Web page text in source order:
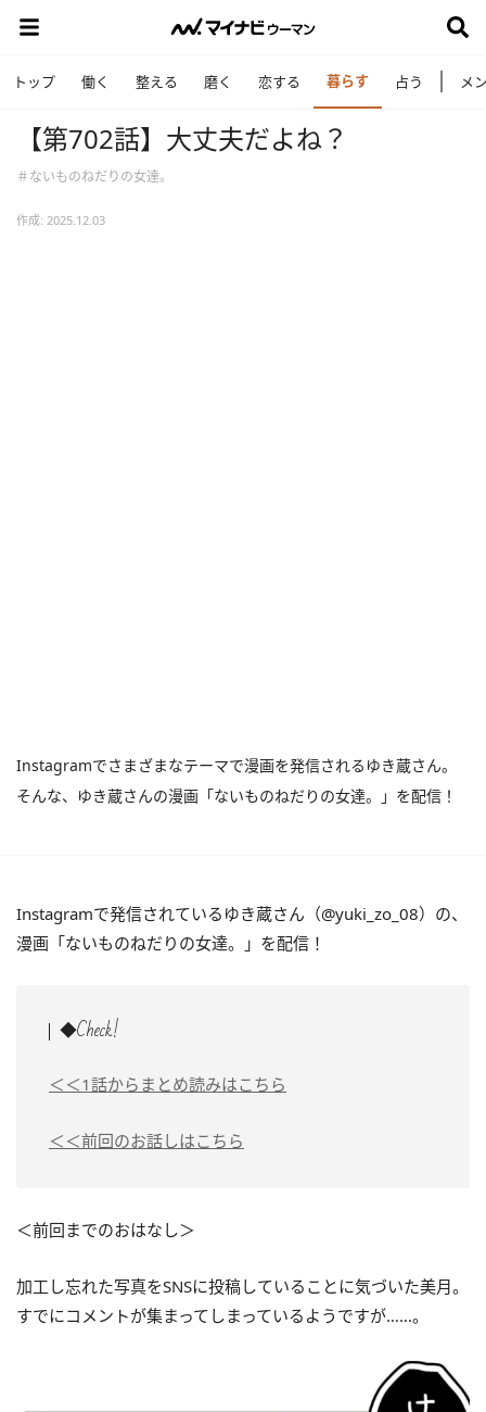
トップ 働く 整える 磨く 恋する 暮らす 占う メ
【第702話】大丈夫だよね？
＃ないものねだりの女達。
作成: 2025.12.03
Instagramでさまざまなテーマで漫画を発信されるゆき蔵さん。
そんな、ゆき蔵さんの漫画「ないものねだりの女達。」を配信！
Instagramで発信されているゆき蔵さん（@yuki_zo_08）の、
漫画「ないものねだりの女達。」を配信！
◆Check!
＜＜1話からまとめ読みはこちら
＜＜前回のお話しはこちら
＜前回までのおはなし＞
加工し忘れた写真をSNSに投稿していることに気づいた美月。
すでにコメントが集まってしまっているようですが……。